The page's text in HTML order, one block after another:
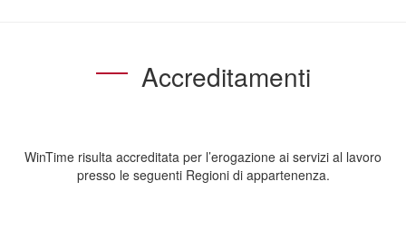
Accreditamenti
WinTime risulta accreditata per l’erogazione ai servizi al lavoro
presso le seguenti Regioni di appartenenza.